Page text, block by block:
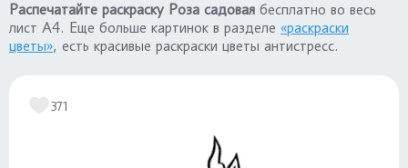
Распечатайте раскраску Роза садовая бесплатно во весь
лист А4. Еще больше картинок в разделе «раскраски
цветы», есть красивые раскраски цветы антистресс.
371